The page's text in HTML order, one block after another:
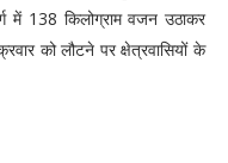
में 138 किलोग्राम वजन उठाकर
को लौटने पर क्षेत्रवासियों के